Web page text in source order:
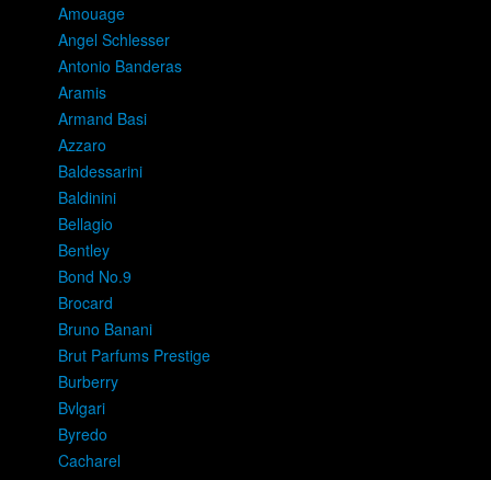
Amouage
Angel Schlesser
Antonio Banderas
Aramis
Armand Basi
Azzaro
Baldessarini
Baldinini
Bellagio
Bentley
Bond No.9
Brocard
Bruno Banani
Brut Parfums Prestige
Burberry
Bvlgari
Byredo
Cacharel